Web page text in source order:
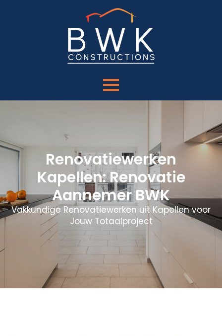
Renovatiewerken
Kapellen: Renovatie
Aannemer BWK
Vakkundige Renovatiewerken uit Kapellen voor
Jouw Totaalproject